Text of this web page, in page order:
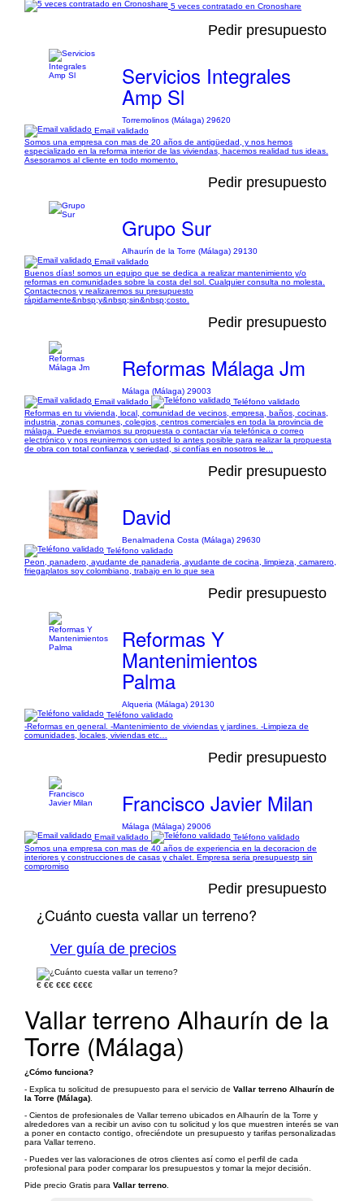
5 veces contratado en Cronoshare
Pedir presupuesto
Servicios Integrales
Amp Sl
Torremolinos (Málaga) 29620
Email validado
Somos una empresa con mas de 20 años de antigüedad, y nos hemos
especializado en la reforma interior de las viviendas, hacemos realidad tus ideas.
Asesoramos al cliente en todo momento.
Pedir presupuesto
Grupo Sur
Alhaurín de la Torre (Málaga) 29130
Email validado
Buenos días! somos un equipo que se dedica a realizar mantenimiento y/o
reformas en comunidades sobre la costa del sol. Cualquier consulta no molesta.
Contactecnos y realizaremos su presupuesto
rápidamente&nbsp;y&nbsp;sin&nbsp;costo.
Pedir presupuesto
Reformas Málaga Jm
Málaga (Málaga) 29003
Email validado
Teléfono validado
Reformas en tu vivienda, local, comunidad de vecinos, empresa, baños, cocinas,
industria, zonas comunes, colegios, centros comerciales en toda la provincia de
málaga. Puede enviarnos su propuesta o contactar vía telefónica o correo
electrónico y nos reuniremos con usted lo antes posible para realizar la propuesta
de obra con total confianza y seriedad, si confías en nosotros le...
Pedir presupuesto
David
Benalmadena Costa (Málaga) 29630
Teléfono validado
Peon, panadero, ayudante de panaderia, ayudante de cocina, limpieza, camarero,
friegaplatos soy colombiano, trabajo en lo que sea
Pedir presupuesto
Reformas Y
Mantenimientos
Palma
Alqueria (Málaga) 29130
Teléfono validado
-Reformas en general. -Mantenimiento de viviendas y jardines. -Limpieza de
comunidades, locales, viviendas etc…
Pedir presupuesto
Francisco Javier Milan
Málaga (Málaga) 29006
Email validado
Teléfono validado
Somos una empresa con mas de 40 años de experiencia en la decoracion de
interiores y construcciones de casas y chalet. Empresa seria presupuestp sin
compromiso
Pedir presupuesto
¿Cuánto cuesta vallar un terreno?
Ver guía de precios
€ €€ €€€ €€€€
Vallar terreno Alhaurín de la
Torre (Málaga)
¿Cómo funciona?
- Explica tu solicitud de presupuesto para el servicio de Vallar terreno Alhaurín de
la Torre (Málaga)
- Cientos de profesionales de Vallar terreno ubicados en Alhaurín de la Torre y
alrededores van a recibir un aviso con tu solicitud y los que muestren interés se van
a poner en contacto contigo, ofreciéndote un presupuesto y tarifas personalizadas
para Vallar terreno.
- Puedes ver las valoraciones de otros clientes así como el perfil de cada
profesional para poder comparar los presupuestos y tomar la mejor decisión.
Pide precio Gratis para Vallar terreno